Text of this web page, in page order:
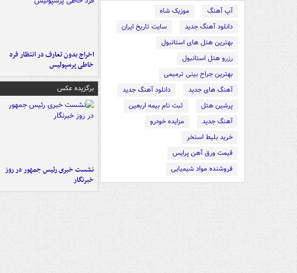
آپ آهنگ
موزیک شاه
دانلود آهنگ جدید
سایت تاریخ ایران
بهترین هتل های استانبول
رزرو هتل استانبول
بهترین جراح بینی ترمیمی
آهنگ های جدید
دانلود آهنگ جدید
پرشین هتل
ثبت نام بیمه اربعین
آهنگ جدید
مزایده خودرو
خرید بلیط استخر
قیمت ورق آهن پرایس
فروشنده مواد شیمیایی
اخراج بدون تعارف در انتظار فرد
خاطی پرسپولیس
برگزیده عکس
نشست خبری رئیس جمهور در روز
خبرنگار